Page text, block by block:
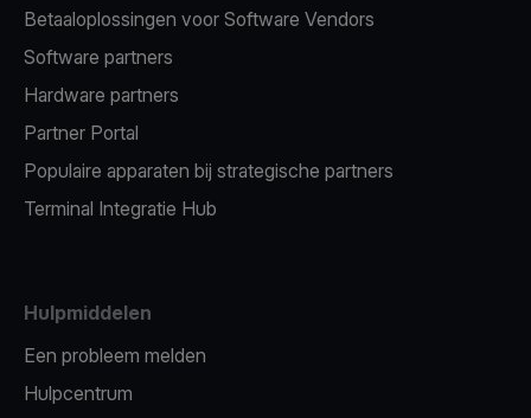
Betaaloplossingen voor Software Vendors
Software partners
Hardware partners
Partner Portal
Populaire apparaten bij strategische partners
Terminal Integratie Hub
Hulpmiddelen
Een probleem melden
Hulpcentrum